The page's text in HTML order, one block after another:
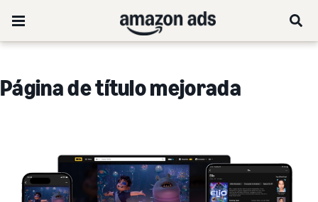
Página de título mejorada